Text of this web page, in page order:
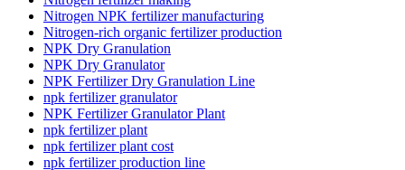
Nitrogen NPK fertilizer manufacturing
Nitrogen-rich organic fertilizer production
NPK Dry Granulation
NPK Dry Granulator
NPK Fertilizer Dry Granulation Line
npk fertilizer granulator
NPK Fertilizer Granulator Plant
npk fertilizer plant
npk fertilizer plant cost
npk fertilizer production line